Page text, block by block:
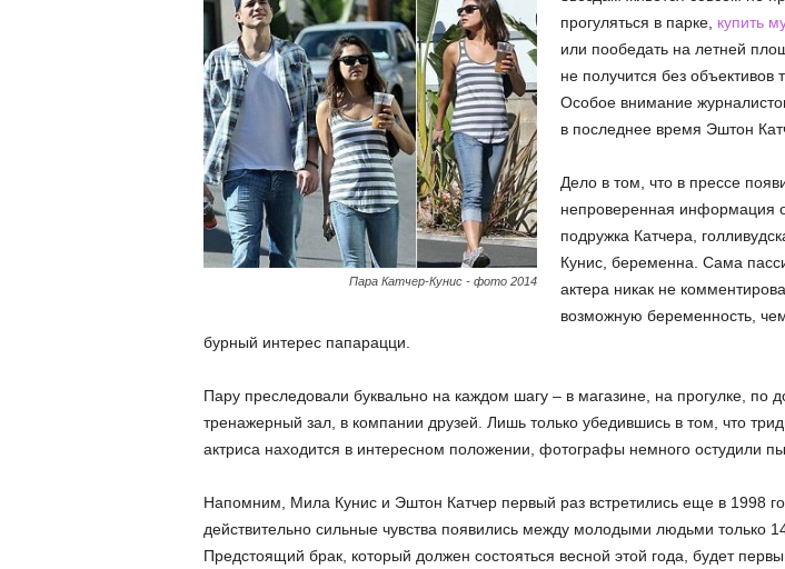
Пара Катчер-Кунис - фото 2014
прогуляться в парке, купить
или пообедать на летней
не получится без объективов
Особое внимание
в последнее время Эштон
Дело в том, что в прессе
непроверенная информация
подружка Катчера,
Кунис, беременна. Сама
актера никак не
возможную беременность,
бурный интерес папарацци.
Пару преследовали буквально на каждом шагу – в магазине, на прогулке, по
тренажерный зал, в компании друзей. Лишь только убедившись в том, что
актриса находится в интересном положении, фотографы немного остудили
Напомним, Мила Кунис и Эштон Катчер первый раз встретились еще в 1998
действительно сильные чувства появились между молодыми людьми только 14
Предстоящий брак, который должен состояться весной этой года, будет